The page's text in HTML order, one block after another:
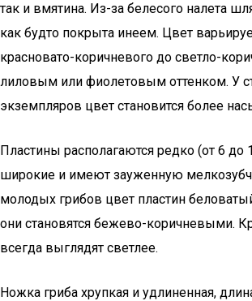
так и вмятина. Из-за белесого налета
как будто покрыта инеем. Цвет
красновато-коричневого до светло-
лиловым или фиолетовым оттенком. У
экземпляров цвет становится более
Пластины располагаются редко (от 6 до
широкие и имеют зауженную
молодых грибов цвет пластин
они становятся бежево-коричневыми.
всегда выглядят светлее.
Ножка гриба хрупкая и удлиненная,